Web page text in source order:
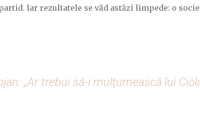
Iar rezultatele se văd astăzi limpede: o
„Ar trebui să-i mulţumească lui